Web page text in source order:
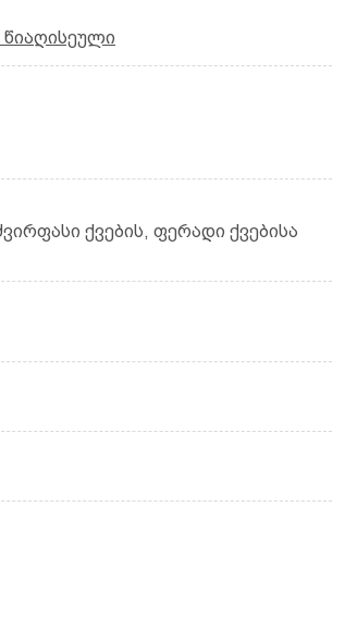
ქვების, ფერადი ქვებისა